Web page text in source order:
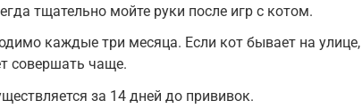
тщательно мойте руки после игр с котом.
каждые три месяца. Если кот бывает на улице,
совершать чаще.
за 14 дней до прививок.